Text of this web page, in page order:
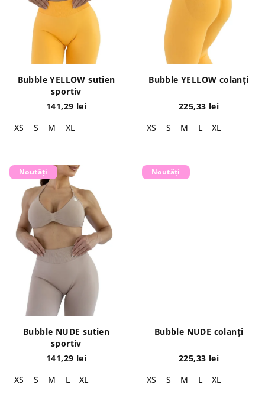
Bubble YELLOW sutien
sportiv
141,29 lei
XS
S M XL
Bubble YELLOW colanți
225,33 lei
XS
S M L XL
Noutăți
Bubble NUDE sutien
sportiv
141,29 lei
XS
S M L XL
Noutăți
Bubble NUDE colanți
225,33 lei
XS
S M L XL